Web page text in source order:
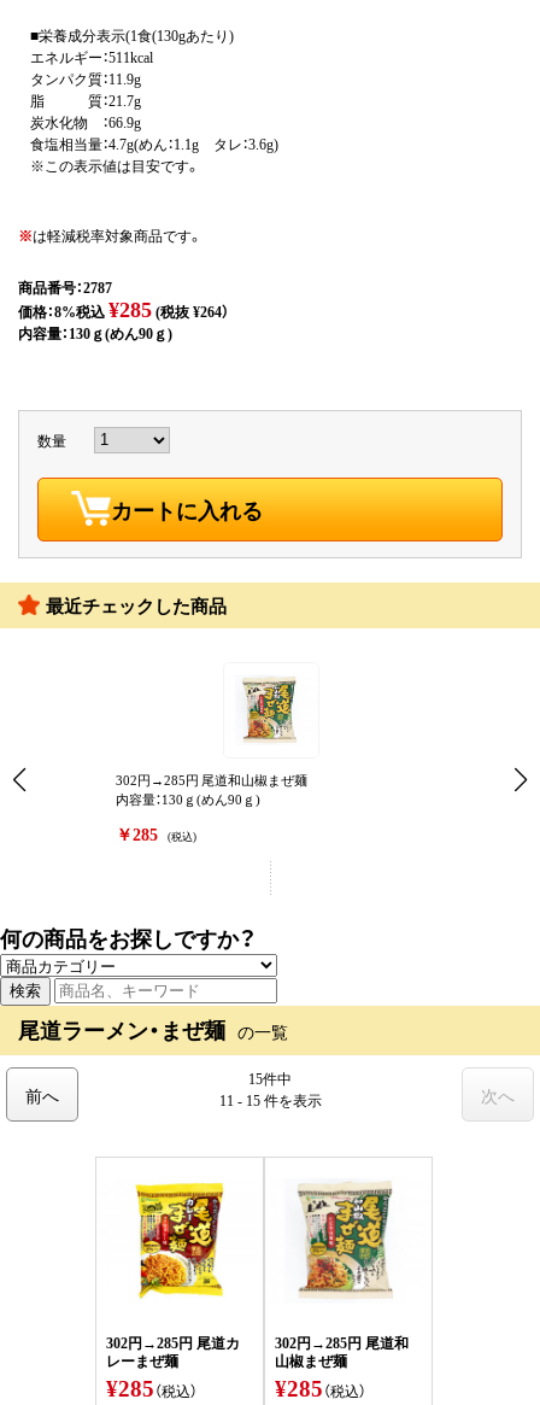
■栄養成分表示(1食(130gあたり)
エネルギー：511kcal
タンパク質：11.9g
脂 質：21.7g
炭水化物 ：66.9g
食塩相当量：4.7g(めん：1.1g タレ：3.6g)
※この表示値は目安です。
※は軽減税率対象商品です。
商品番号：2787
価格：8%税込¥285(税抜 ¥264）
内容量：130ｇ(めん90ｇ)
数量
カートに入れる
最近チェックした商品
302円→285円 尾道和山椒まぜ麺
内容量：130ｇ(めん90ｇ)
￥285 (税込)
何の商品をお探しですか？
尾道ラーメン・まぜ麺 の一覧
15件中
11 - 15 件を表示
前へ 次へ
302円→285円 尾道カ
レーまぜ麺
¥285（税込）
302円→285円 尾道和
山椒まぜ麺
¥285（税込）